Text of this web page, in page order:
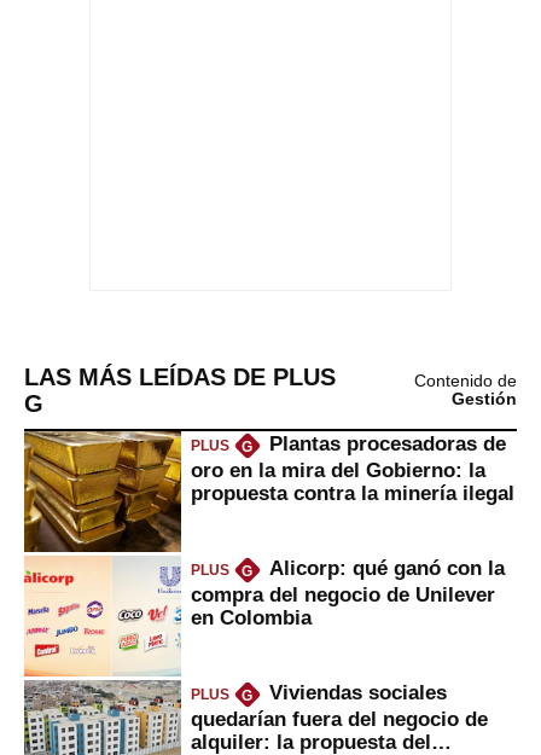
LAS MÁS LEÍDAS DE PLUS
G
Contenido de
Gestión
PLUS G
Plantas procesadoras de
oro en la mira del Gobierno: la
propuesta contra la minería ilegal
PLUS G
Alicorp: qué ganó con la
compra del negocio de Unilever
en Colombia
PLUS G
Viviendas sociales
quedarían fuera del negocio de
alquiler: la propuesta del